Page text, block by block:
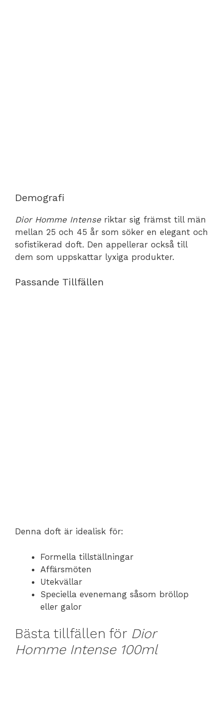
Demografi
Dior Homme Intense riktar sig främst till män
mellan 25 och 45 år som söker en elegant och
sofistikerad doft. Den appellerar också till
dem som uppskattar lyxiga produkter.
Passande Tillfällen
Denna doft är idealisk för:
Formella tillställningar
Affärsmöten
Utekvällar
Speciella evenemang såsom bröllop
eller galor
Bästa tillfällen för Dior
Homme Intense 100ml